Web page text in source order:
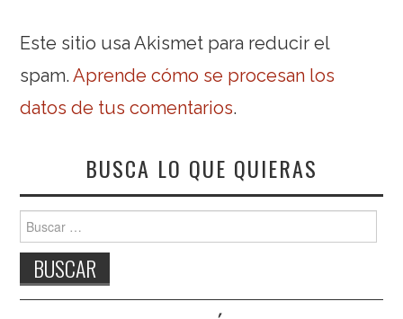
Este sitio usa Akismet para reducir el
spam.Aprende cómo se procesan los
datos de tus comentarios.
BUSCA LO QUE QUIERAS
Buscar: